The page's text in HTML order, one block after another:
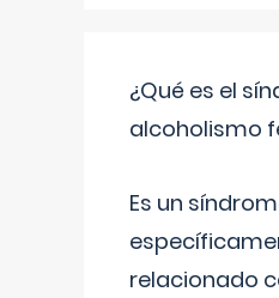
¿Qué es el
alcoholismo
Es un
relacionado